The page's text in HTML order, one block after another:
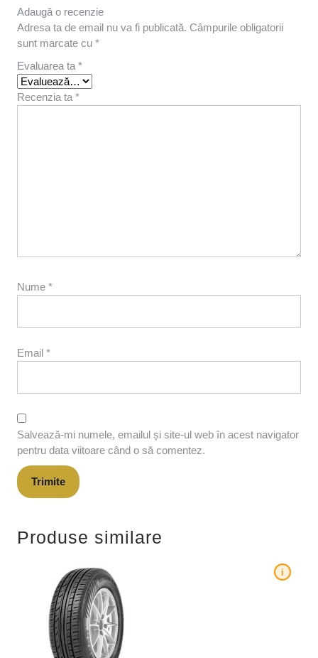
Adaugă o recenzie
Adresa ta de email nu va fi publicată. Câmpurile obligatorii
sunt marcate cu *
Evaluarea ta *
Recenzia ta *
Nume *
Email *
Salvează-mi numele, emailul și site-ul web în acest navigator
pentru data viitoare când o să comentez.
Produse similare
i